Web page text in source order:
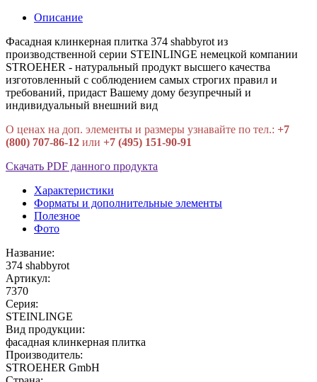
Описание
Фасадная клинкерная плитка 374 shabbyrot из
производственной серии STEINLINGE немецкой компании
STROEHER - натуральный продукт высшего качества
изготовленный с соблюдением самых строгих правил и
требований, придаст Вашему дому безупречный и
индивидуальный внешний вид
О ценах на доп. элементы и размеры узнавайте по тел.: +7
(800) 707-86-12 или +7 (495) 151-90-91
Скачать PDF данного продукта
Характеристики
Форматы и дополнительные элементы
Полезное
Фото
Название:
374 shabbyrot
Артикул:
7370
Серия:
STEINLINGE
Вид продукции:
фасадная клинкерная плитка
Производитель:
STROEHER GmbH